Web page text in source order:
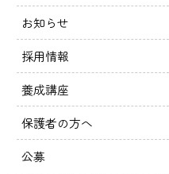
お知らせ
採用情報
養成講座
保護者の方へ
公募